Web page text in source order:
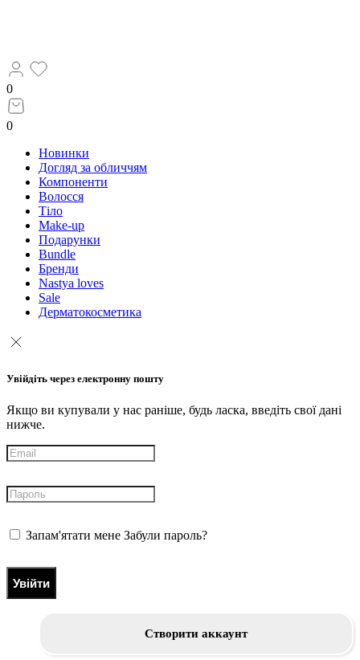
0
0
Новинки
Догляд за обличчям
Компоненти
Волосся
Тіло
Make-up
Подарунки
Bundle
Бренди
Nastya loves
Sale
Дерматокосметика
Увійдіть через електронну пошту
Якщо ви купували у нас раніше, будь ласка, введіть свої дані
нижче.
Запам'ятати мене Забули пароль?
Увійти
Створити аккаунт